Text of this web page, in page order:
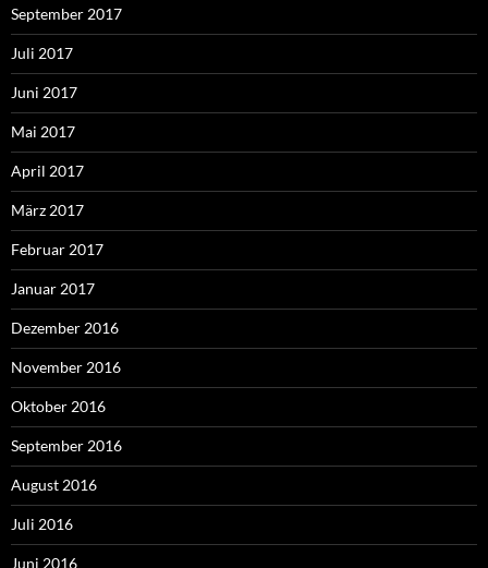
September 2017
Juli 2017
Juni 2017
Mai 2017
April 2017
März 2017
Februar 2017
Januar 2017
Dezember 2016
November 2016
Oktober 2016
September 2016
August 2016
Juli 2016
Juni 2016